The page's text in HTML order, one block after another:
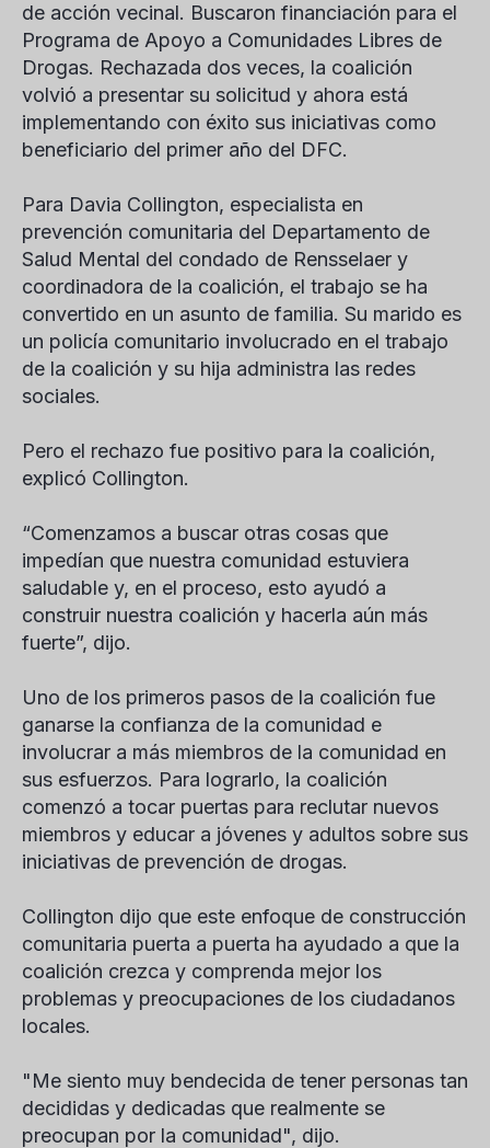
de acción vecinal. Buscaron financiación para el
Programa de Apoyo a Comunidades Libres de
Drogas. Rechazada dos veces, la coalición
volvió a presentar su solicitud y ahora está
implementando con éxito sus iniciativas como
beneficiario del primer año del DFC.
Para Davia Collington, especialista en
prevención comunitaria del Departamento de
Salud Mental del condado de Rensselaer y
coordinadora de la coalición, el trabajo se ha
convertido en un asunto de familia. Su marido es
un policía comunitario involucrado en el trabajo
de la coalición y su hija administra las redes
sociales.
Pero el rechazo fue positivo para la coalición,
explicó Collington.
“Comenzamos a buscar otras cosas que
impedían que nuestra comunidad estuviera
saludable y, en el proceso, esto ayudó a
construir nuestra coalición y hacerla aún más
fuerte”, dijo.
Uno de los primeros pasos de la coalición fue
ganarse la confianza de la comunidad e
involucrar a más miembros de la comunidad en
sus esfuerzos. Para lograrlo, la coalición
comenzó a tocar puertas para reclutar nuevos
miembros y educar a jóvenes y adultos sobre sus
iniciativas de prevención de drogas.
Collington dijo que este enfoque de construcción
comunitaria puerta a puerta ha ayudado a que la
coalición crezca y comprenda mejor los
problemas y preocupaciones de los ciudadanos
locales.
"Me siento muy bendecida de tener personas tan
decididas y dedicadas que realmente se
preocupan por la comunidad", dijo.